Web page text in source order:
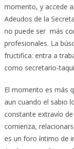
momento, y accede
Adeudos de la
no puede ser más
profesionales. La
fructifica: entra a
como secretario-
El momento es más
aun cuando el sabio
constante extravío
comienza,
es un foro íntimo de